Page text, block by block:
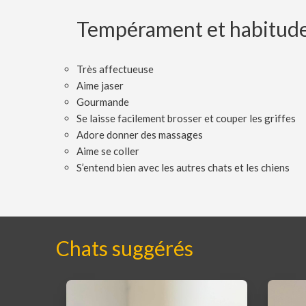
Tempérament et
Très affectueuse
Aime jaser
Gourmande
Se laisse facilement brosser et couper les griffes
Adore donner des massages
Aime se coller
S’entend bien avec les autres chats et les chiens
Chats suggérés